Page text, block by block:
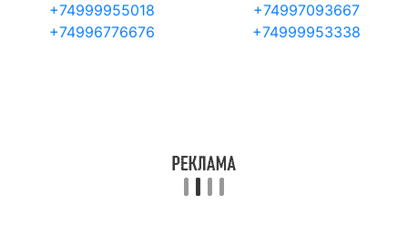
+74999955018
+74997093667
+74996776676
+74999953338